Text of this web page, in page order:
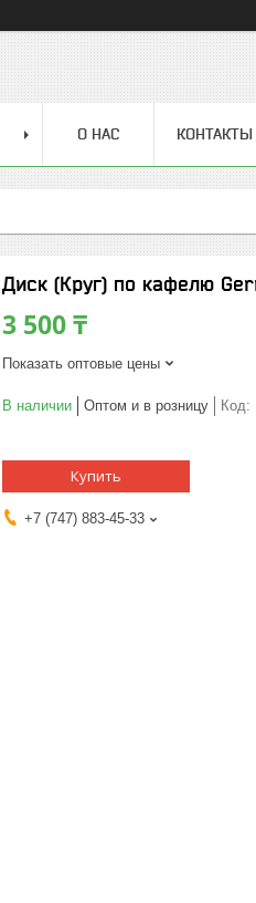
О НАС КОНТАКТЫ
Диск (Круг) по кафелю
3 500 ₸
Показать оптовые цены
В наличии Оптом и в розницу Код:
Купить
+7 (747) 883-45-33